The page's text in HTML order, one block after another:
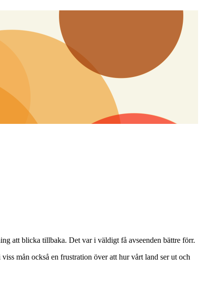
att blicka tillbaka. Det var i väldigt få avseenden bättre förr.
mån också en frustration över att hur vårt land ser ut och